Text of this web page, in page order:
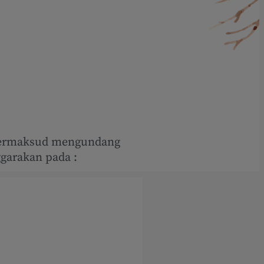
mengundang
pada :